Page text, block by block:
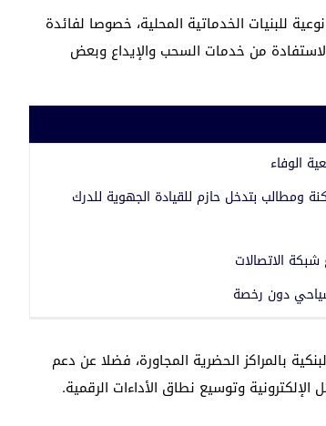
للبنيات الخدماتية المحلية، خصوصا لفائدة
من خدمات السحب والإيداع وبعض
الوفاء
ومطالب بتدخل حازم للقيادة الجهوية للدرك
الاتصالات
دون رخصة
بالمراكز الحضرية المجاورة، فضلا عن دعم
وتوسيع نطاق الأداءات الرقمية.